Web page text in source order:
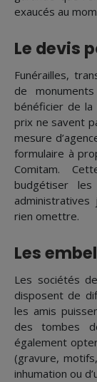
exaucés au
Le devis
Funérailles,
de
bénéficier de la
prix ne savent
mesure
formulaire à
Comitam.
budgétiser
administratives
rien omettre.
Les
Les sociétés
disposent de
les amis
des tombes
également
(gravure,
inhumation ou